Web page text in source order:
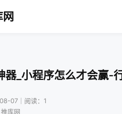
_小程序怎么才会赢-
07｜阅读：1
库网